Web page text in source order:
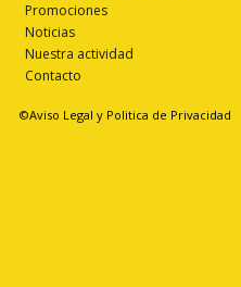
Promociones
Noticias
Nuestra actividad
Contacto
©Aviso Legal y Politica de Privacidad